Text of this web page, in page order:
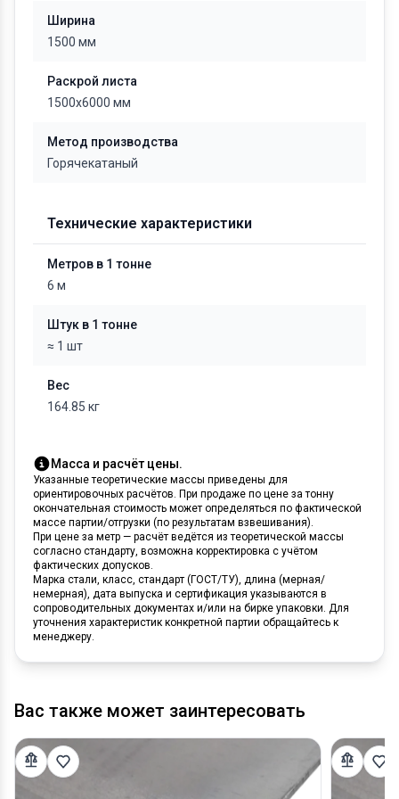
Ширина
1500 мм
Раскрой листа
1500х6000 мм
Метод производства
Горячекатаный
Технические характеристики
Метров в 1 тонне
6 м
Штук в 1 тонне
≈ 1 шт
Вес
164.85 кг
Масса и расчёт цены.
Указанные теоретические массы приведены для
ориентировочных расчётов. При продаже по цене за тонну
окончательная стоимость может определяться по фактической
массе партии/отгрузки (по результатам взвешивания).
При цене за метр — расчёт ведётся из теоретической массы
согласно стандарту, возможна корректировка с учётом
фактических допусков.
Марка стали, класс, стандарт (ГОСТ/ТУ), длина (мерная/
немерная), дата выпуска и сертификация указываются в
сопроводительных документах и/или на бирке упаковки. Для
уточнения характеристик конкретной партии обращайтесь к
менеджеру.
Вас также может заинтересовать